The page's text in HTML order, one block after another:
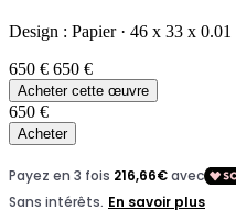
Design : Papier · 46 x 33 x 0.01
650 € 650 €
Acheter cette œuvre
650 €
Acheter